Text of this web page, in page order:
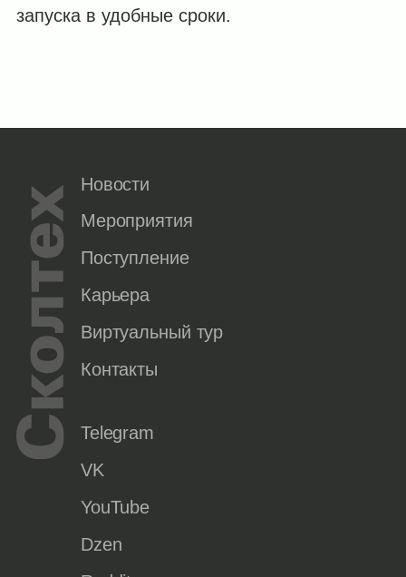
запуска в удобные сроки.
Новости
Мероприятия
Поступление
Карьера
Виртуальный тур
Контакты
Telegram
VK
YouTube
Dzen